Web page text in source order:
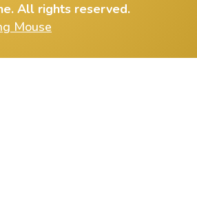
All rights reserved.
Mouse